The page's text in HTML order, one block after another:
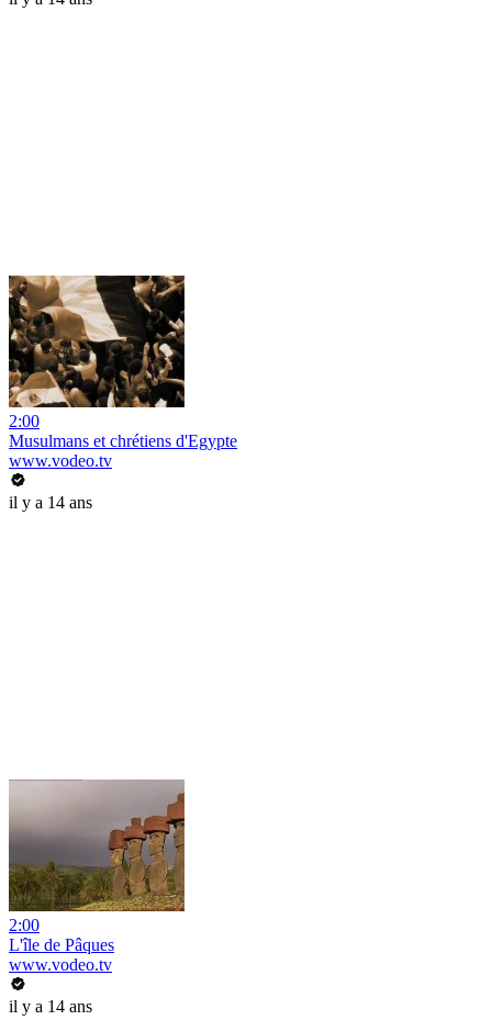
2:00
Musulmans et chrétiens d'Egypte
www.vodeo.tv
il y a 14 ans
2:00
L'île de Pâques
www.vodeo.tv
il y a 14 ans